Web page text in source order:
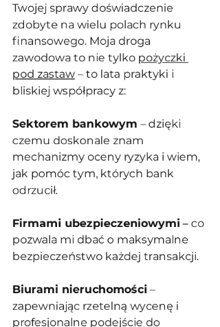
Twojej sprawy doświadczenie
zdobyte na wielu polach rynku
finansowego. Moja droga
zawodowa to nie tylko pożyczki
pod zastaw – to lata praktyki i
bliskiej współpracy z:
Sektorem bankowym – dzięki
czemu doskonale znam
mechanizmy oceny ryzyka i wiem,
jak pomóc tym, których bank
odrzucił.
Firmami ubezpieczeniowymi – co
pozwala mi dbać o maksymalne
bezpieczeństwo każdej transakcji.
Biurami nieruchomości –
zapewniając rzetelną wycenę i
profesjonalne podejście do